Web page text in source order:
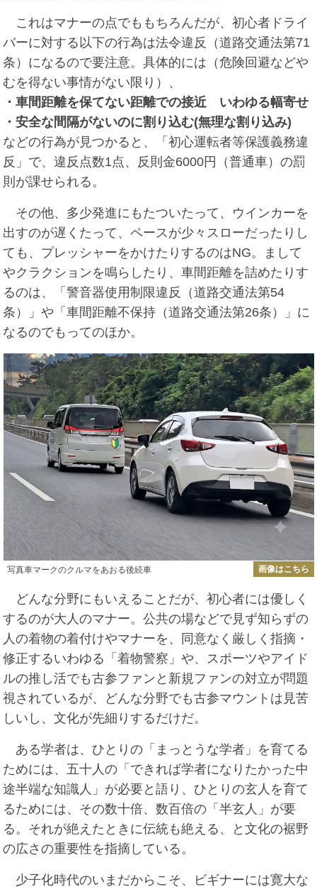
これはマナーの点でももちろんだが、初心者ドライ
バーに対する以下の行為は法令違反（道路交通法第71
条）になるので要注意。具体的には（危険回避などや
むを得ない事情がない限り）、
・車間距離を保てない距離での接近 いわゆる幅寄せ
・安全な間隔がないのに割り込む(無理な割り込み)
などの行為が見つかると、「初心運転者等保護義務違
反」で、違反点数1点、反則金6000円（普通車）の罰
則が課せられる。
その他、多少発進にもたついたって、ウインカーを
出すのが遅くたって、ペースが少々スローだったりし
ても、プレッシャーをかけたりするのはNG。まして
やクラクションを鳴らしたり、車間距離を詰めたりす
るのは、「警音器使用制限違反（道路交通法第54
条）」や「車間距離不保持（道路交通法第26条）」に
なるのでもってのほか。
写真車マークのクルマをあおる後続車 画像はこちら
どんな分野にもいえることだが、初心者には優しく
するのが大人のマナー。公共の場などで見ず知らずの
人の着物の着付けやマナーを、同意なく厳しく指摘・
修正するいわゆる「着物警察」や、スポーツやアイド
ルの推し活でも古参ファンと新規ファンの対立が問題
視されているが、どんな分野でも古参マウントは見苦
しいし、文化が先細りするだけだ。
ある学者は、ひとりの「まっとうな学者」を育てる
ためには、五十人の「できれば学者になりたかった中
途半端な知識人」が必要と語り、ひとりの玄人を育て
るためには、その数十倍、数百倍の「半玄人」が要
る。それが絶えたときに伝統も絶える、と文化の裾野
の広さの重要性を指摘している。
少子化時代のいまだからこそ、ビギナーには寛大な